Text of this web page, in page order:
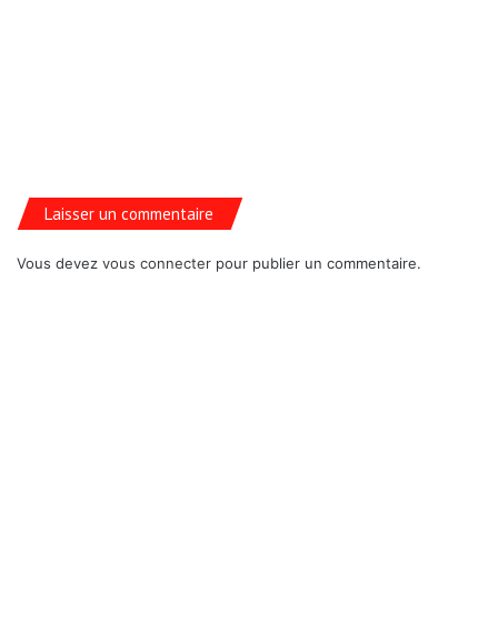
Laisser un commentaire
Vous devez vous connecter pour publier un commentaire.